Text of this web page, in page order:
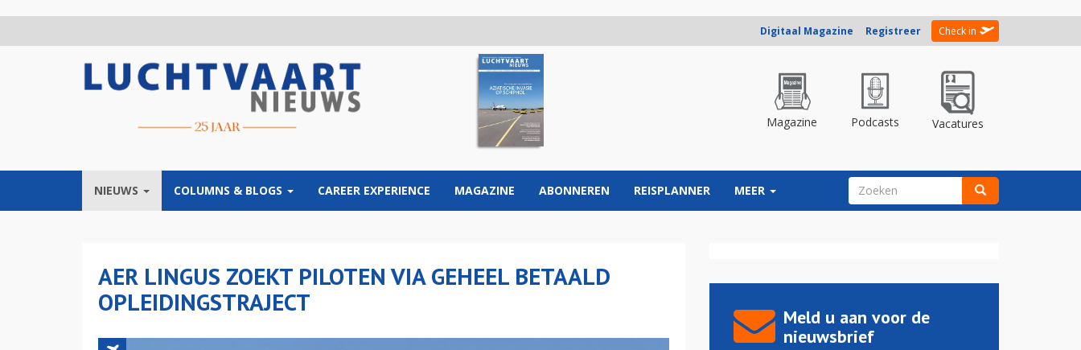
Digitaal Magazine Registreer Check in
Magazine Podcasts Vacatures
NIEUWS COLUMNS & BLOGS CAREER EXPERIENCE MAGAZINE ABONNEREN REISPLANNER MEER ZOEKVELD
AER LINGUS ZOEKT PILOTEN VIA GEHEEL BETAALD
OPLEIDINGSTRAJECT
Meld u aan voor de
nieuwsbrief